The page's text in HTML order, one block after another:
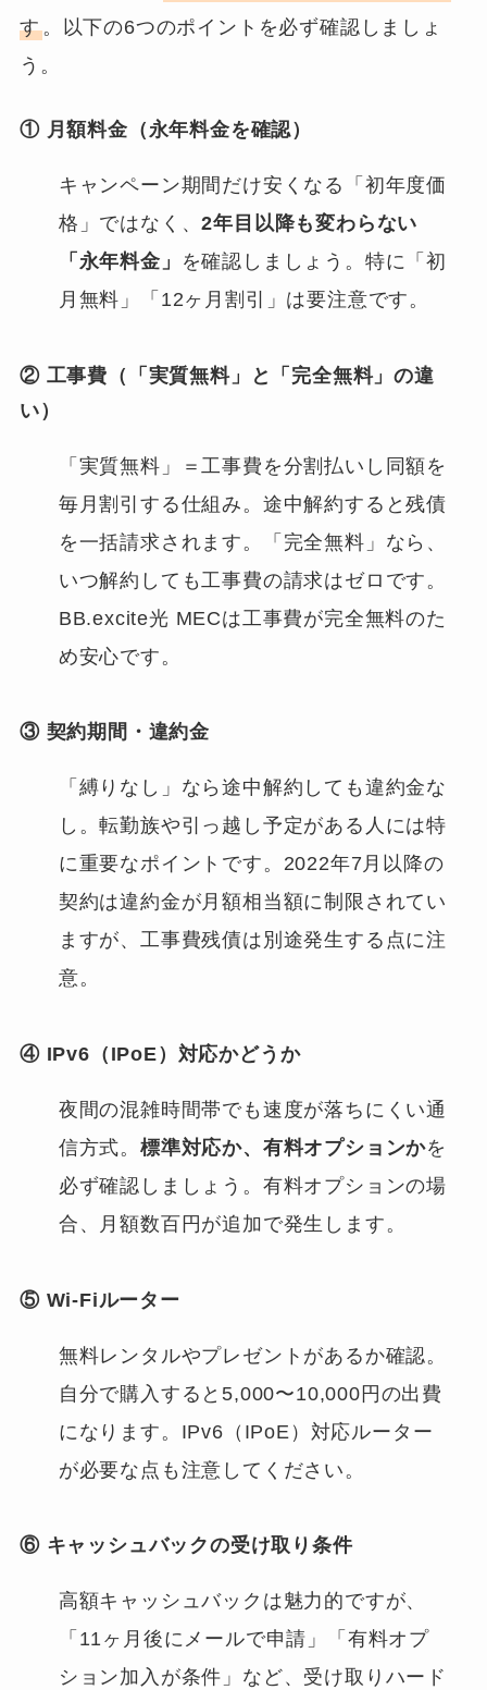
す。以下の6つのポイントを必ず確認しましょ
う。
① 月額料金（永年料金を確認）
キャンペーン期間だけ安くなる「初年度価
格」ではなく、2年目以降も変わらない
「永年料金」
を確認しましょう。特に「初
月無料」「12ヶ月割引」は要注意です。
② 工事費（「実質無料」と「完全無料」の違
い）
「実質無料」＝工事費を分割払いし同額を
毎月割引する仕組み。途中解約すると残債
を一括請求されます。「完全無料」なら、
いつ解約しても工事費の請求はゼロです。
BB.excite光 MECは工事費が完全無料のた
め安心です。
③ 契約期間・違約金
「縛りなし」なら途中解約しても違約金な
し。転勤族や引っ越し予定がある人には特
に重要なポイントです。2022年7月以降の
契約は違約金が月額相当額に制限されてい
ますが、工事費残債は別途発生する点に注
意。
④ IPv6（IPoE）対応かどうか
夜間の混雑時間帯でも速度が落ちにくい通
信方式。 標準対応か、有料オプションかを
必ず確認しましょう。有料オプションの場
合、月額数百円が追加で発生します。
⑤ Wi-Fiルーター
無料レンタルやプレゼントがあるか確認。
自分で購入すると5,000〜10,000円の出費
になります。IPv6（IPoE）対応ルーター
が必要な点も注意してください。
⑥ キャッシュバックの受け取り条件
高額キャッシュバックは魅力的ですが、
「11ヶ月後にメールで申請」「有料オプ
ション加入が条件」など、受け取りハード